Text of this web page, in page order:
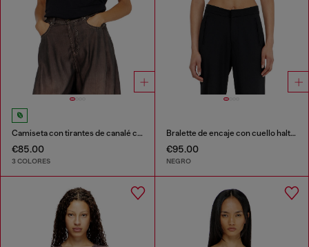
Camiseta con tirantes de canalé con Oval D
€85.00
3 COLORES
Bralette de encaje con cuello halter
€95.00
NEGRO